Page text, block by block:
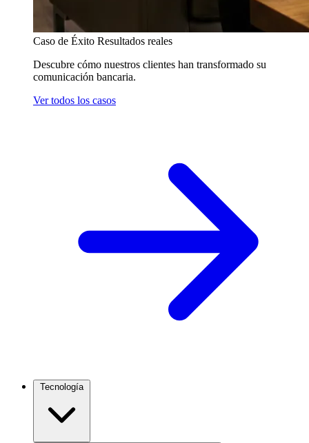
Caso de Éxito Resultados reales
Descubre cómo nuestros clientes han transformado su
comunicación bancaria.
Ver todos los casos
Tecnología